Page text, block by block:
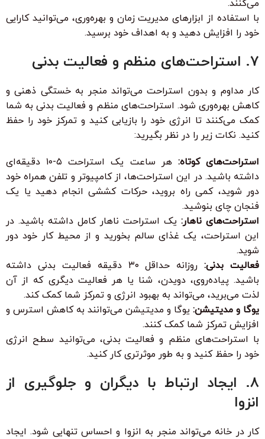
می‌کنند.
با استفاده از ابزارهای مدیریت زمان و بهره‌وری، می‌توانید کارایی
خود را افزایش دهید و به اهداف خود برسید.
۷. استراحت‌های منظم و فعالیت بدنی
کار مداوم و بدون استراحت می‌تواند منجر به خستگی ذهنی و
کاهش بهره‌وری شود. استراحت‌های منظم و فعالیت بدنی به شما
کمک می‌کنند تا انرژی خود را بازیابی کنید و تمرکز خود را حفظ
کنید. نکات زیر را در نظر بگیرید:
استراحت‌های کوتاه:
هر ساعت یک استراحت ۵-۱۰ دقیقه‌ای
داشته باشید. در این استراحت‌ها، از کامپیوتر و تلفن همراه خود
دور شوید، کمی راه بروید، حرکات کششی انجام دهید یا یک
فنجان چای بنوشید.
استراحت‌های ناهار: یک استراحت ناهار کامل داشته باشید. در
این استراحت، یک غذای سالم بخورید و از محیط کار خود دور
شوید.
فعالیت بدنی:
روزانه حداقل ۳۰ دقیقه فعالیت بدنی داشته
باشید. پیاده‌روی، دویدن، شنا یا هر فعالیت دیگری که از آن
لذت می‌برید، می‌تواند به بهبود انرژی و تمرکز شما کمک کند.
یوگا و مدیتیشن: یوگا و مدیتیشن می‌توانند به کاهش استرس و
افزایش تمرکز شما کمک کنند.
با استراحت‌های منظم و فعالیت بدنی، می‌توانید سطح انرژی
خود را حفظ کنید و به طور موثرتری کار کنید.
۸. ایجاد ارتباط با دیگران و جلوگیری از
انزوا
کار در خانه می‌تواند منجر به انزوا و احساس تنهایی شود. ایجاد